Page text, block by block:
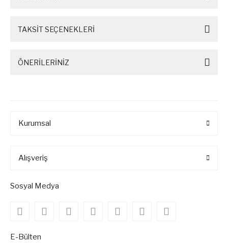
TAKSİT SEÇENEKLERİ
ÖNERİLERİNİZ
Kurumsal
Alışveriş
Sosyal Medya
E-Bülten